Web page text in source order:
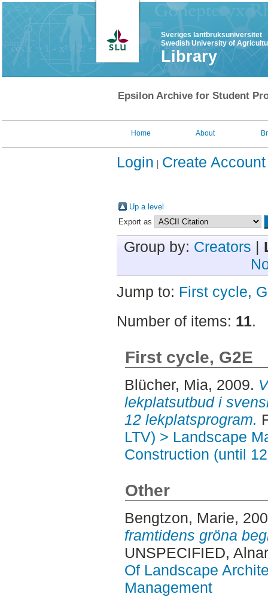
Sveriges lantbruksuniversitet
Swedish University of
Library
Epsilon Archive for Student
Home About
Login Create Account
Up a level
Export as
Group by: Creators |
Jump to: First cycle,
Number of items: 11.
First cycle, G2E
Blücher, Mia, 2009.
lekplatsutbud i
12 lekplatsprogram.
LTV) > Landscape
Construction (until
Other
Bengtzon, Marie,
framtidens gröna
UNSPECIFIED,
Of Landscape
Management